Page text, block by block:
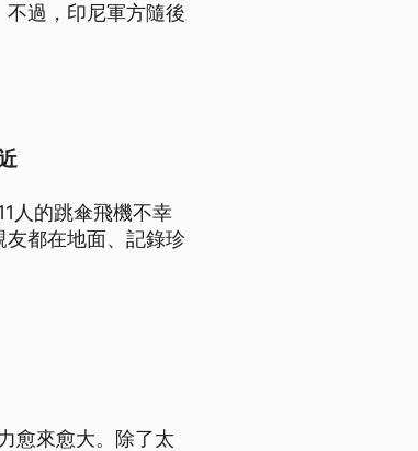
過，印尼軍方隨後
人的跳傘飛機不幸
都在地面、記錄珍
愈來愈大。除了太